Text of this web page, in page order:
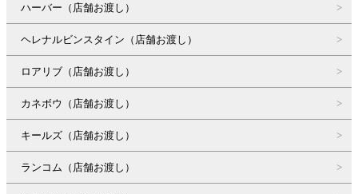
ハーバー（店舗お渡し）
ヘレナルビンスタイン（店舗お渡し）
ロアリブ（店舗お渡し）
カネボウ（店舗お渡し）
キールズ（店舗お渡し）
ランコム（店舗お渡し）